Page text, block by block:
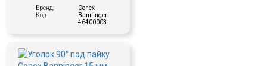
Бренд:
Код:
Conex
Banninger
46400003